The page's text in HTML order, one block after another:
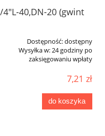
4"L-40,DN-20 (gwint
Dostępność:dostępny
Wysyłka w:24 godziny po
zaksięgowaniu wpłaty
7,21 zł
do koszyka